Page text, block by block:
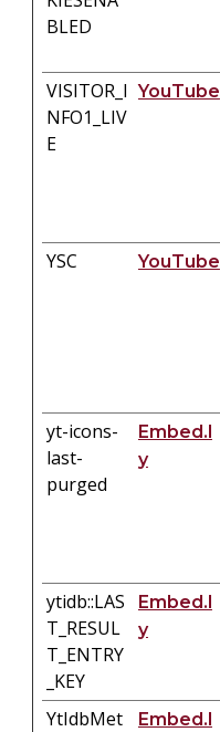
BLED
VISITOR_I
NFO1_LIV
E
YouTube
YSC YouTube
yt-icons-
last-
purged
Embed.l
y
ytidb::LAS
T_RESUL
T_ENTRY
_KEY
Embed.l
y
YtIdbMet
Embed.l